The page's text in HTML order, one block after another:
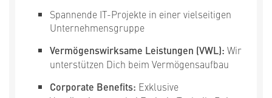
Spannende IT-Projekte in einer vielseitigen
Unternehmensgruppe
Vermögenswirksame Leistungen (VWL): Wir
unterstützen Dich beim Vermögensaufbau
Corporate Benefits: Exklusive